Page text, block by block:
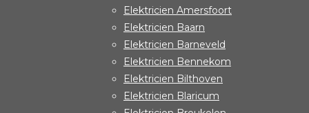
Elektricien Amersfoort
Elektricien Baarn
Elektricien Barneveld
Elektricien Bennekom
Elektricien Bilthoven
Elektricien Blaricum